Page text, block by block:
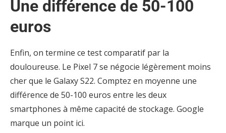
Une différence de 50-100
euros
Enfin, on termine ce test comparatif par la
douloureuse. Le Pixel 7 se négocie légèrement moins
cher que le Galaxy S22. Comptez en moyenne une
différence de 50-100 euros entre les deux
smartphones à même capacité de stockage. Google
marque un point ici.